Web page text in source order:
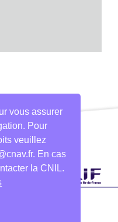
vous assurer
Pour
veuillez
En cas
la CNIL.